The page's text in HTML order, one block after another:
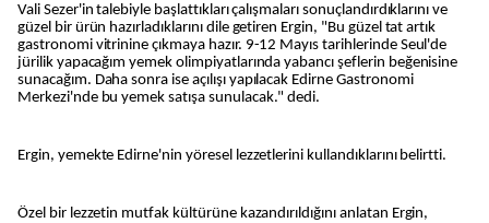
Vali Sezer'in talebiyle başlattıkları çalışmaları sonuçlandırdıklarını ve
güzel bir ürün hazırladıklarını dile getiren Ergin, "Bu güzel tat artık
gastronomi vitrinine çıkmaya hazır. 9-12 Mayıs tarihlerinde Seul'de
jürilik yapacağım yemek olimpiyatlarında yabancı şeflerin beğenisine
sunacağım. Daha sonra ise açılışı yapılacak Edirne Gastronomi
Merkezi'nde bu yemek satışa sunulacak." dedi.
Ergin, yemekte Edirne'nin yöresel lezzetlerini kullandıklarını belirtti.
Özel bir lezzetin mutfak kültürüne kazandırıldığını anlatan Ergin,